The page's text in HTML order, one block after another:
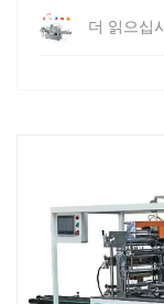
더 읽으십